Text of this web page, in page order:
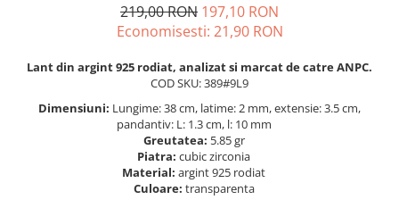
219,00 RON 197,10 RON
Economisesti: 21,90 RON
Lant din argint 925 rodiat, analizat si marcat de catre ANPC.
COD SKU: 389#9L9
Dimensiuni: Lungime: 38 cm, latime: 2 mm, extensie: 3.5 cm,
pandantiv: L: 1.3 cm, l: 10 mm
Greutatea: 5.85 gr
Piatra: cubic zirconia
Material: argint 925 rodiat
Culoare: transparenta